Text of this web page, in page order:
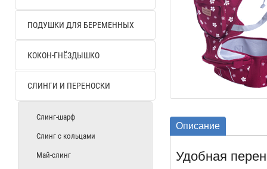
ПОДУШКИ ДЛЯ БЕРЕМЕННЫХ
КОКОН-ГНЁЗДЫШКО
СЛИНГИ И ПЕРЕНОСКИ
Слинг-шарф
Слинг с кольцами
Май-слинг
Описание
Удобная